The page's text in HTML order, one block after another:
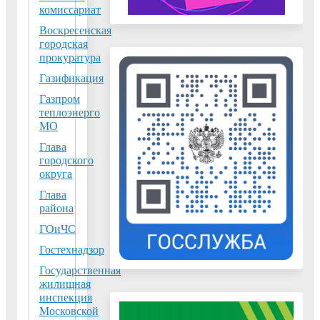
комиссариат
Воскресенская
городская
прокуратура
Газификация
Газпром
теплоэнерго
МО
Глава
городского
округа
Глава
района
ГОиЧС
Гостехнадзор
Государственная
жилищная
инспекция
Московской
награждены
груша» в
номинации «За
сохранение
исторического
наследия»
портал для
воскресенских
06.08.2026
Инвестпортал
Подмосковья —
платформа для